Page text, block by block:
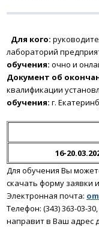
Для кого:
лабораторий
обучения: очно и
Документ об
квалификации
обучения: г.
16-
Для обучения Вы
скачать форму заявки
Электронная почта:
Телефон: (343) 363-03-
направит в Ваш адрес